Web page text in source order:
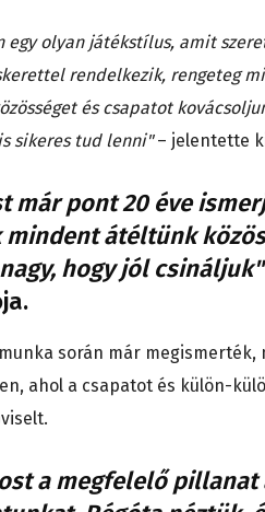
egy olyan játékstílus, amit
rendelkezik, rengeteg
és csapatot
sikeres tud lenni"– jelentette
már pont 20 éve
átéltünk
hogy jól csináljuk"
során már
ahol a csapatot és külön-
a megfelelő